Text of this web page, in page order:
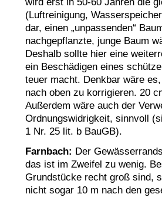
(Luftreinigung,
dar, einen „unpassenden“
nachgepflanzte, junge Baum
Deshalb sollte hier eine
ein Beschädigen eines
teuer macht. Denkbar wäre
nach oben zu korrigieren. 20
Außerdem wäre auch der
Ordnungswidrigkeit, sinnvoll
1 Nr. 25 lit. b BauGB).
Farnbach: Der
das ist im Zweifel zu wenig.
Grundstücke recht groß sind,
nicht sogar 10 m nach den